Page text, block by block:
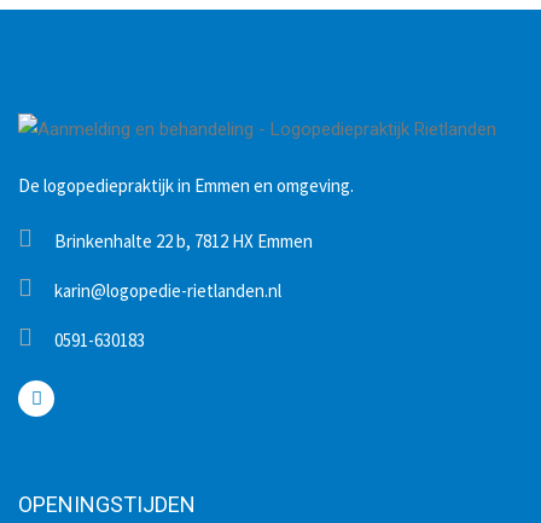
De logopediepraktijk in Emmen en omgeving.
Brinkenhalte 22 b, 7812 HX Emmen
karin@logopedie-rietlanden.nl
0591-630183
OPENINGSTIJDEN